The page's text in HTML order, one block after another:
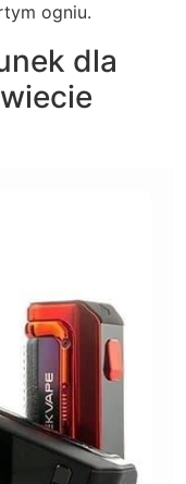
ogniu.
dla